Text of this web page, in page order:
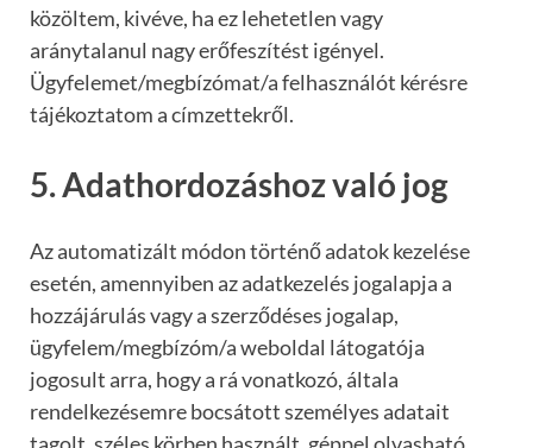
közöltem, kivéve, ha ez lehetetlen vagy
aránytalanul nagy erőfeszítést igényel.
Ügyfelemet/megbízómat/a felhasználót kérésre
tájékoztatom a címzettekről.
5. Adathordozáshoz való jog
Az automatizált módon történő adatok kezelése
esetén, amennyiben az adatkezelés jogalapja a
hozzájárulás vagy a szerződéses jogalap,
ügyfelem/megbízóm/a weboldal látogatója
jogosult arra, hogy a rá vonatkozó, általa
rendelkezésemre bocsátott személyes adatait